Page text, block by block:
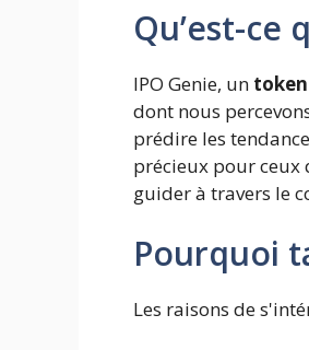
Qu’est-ce
IPO Genie, un
dont nous
prédire les
précieux pour ceux
guider à travers le
Pourquoi
Les raisons de